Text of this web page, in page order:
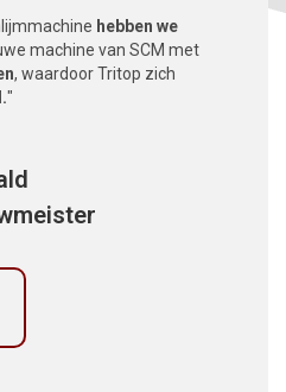
hebben we
machine van SCM met
, waardoor Tritop zich
"